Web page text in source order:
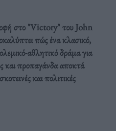
στο "Victory" του John
πώς ένα κλασικό,
αθλητικό δράμα για
και προπαγάνδα αποκτά
και πολιτικές